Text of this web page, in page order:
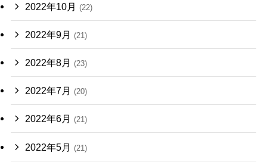
2022年10月 (22)
2022年9月 (21)
2022年8月 (23)
2022年7月 (20)
2022年6月 (21)
2022年5月 (21)